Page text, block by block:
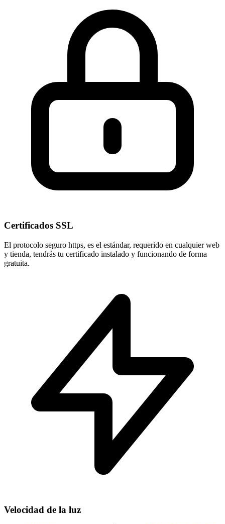
Certificados SSL
El protocolo seguro https, es el estándar, requerido en cualquier web
y tienda, tendrás tu certificado instalado y funcionando de forma
gratuita.
Velocidad de la luz